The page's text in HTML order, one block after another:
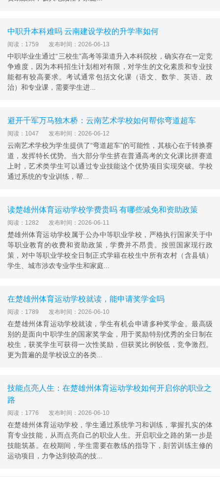
中职升本科难吗 云南建设学校的升学率如何
阅读：1759 发布时间：2026-06-13
中职毕业生通过“三校生”高考等渠道升入本科院校，确实存在一定竞
争难度，因为本科招生计划相对有限，对学生的文化素质和专业技
能都有较高要求。考试通常包括文化课（语文、数学、英语、政
治）和专业课，需要学生进...
避开千军万马独木桥：云南艺术学校如何帮你弯道超车
阅读：1047 发布时间：2026-06-12
云南艺术学校为学生提供了“弯道超车”的可能性，其核心在于转换赛
道，发挥特长优势。当大部分学生挤在普通高考的文化课比拼赛道
上时，艺术类学生可以通过专业技能这个优势项目实现突破。学校
通过系统的专业训练，帮...
读楚雄州体育运动学校学费贵吗 有哪些减免和资助政策
阅读：1282 发布时间：2026-06-11
楚雄州体育运动学校属于公办中等职业学校，严格执行国家关于中
等职业教育的收费和资助政策，学费并不昂贵。按照国家现行政
策，对中等职业学校全日制正式学籍在校生中所有农村（含县镇）
学生、城市涉农专业学生和家庭...
在楚雄州体育运动学校就读，能申请奖学金吗
阅读：1789 发布时间：2026-06-10
在楚雄州体育运动学校就读，学生有机会申请多种奖学金。最高级
别的是面向中职学生的国家奖学金，用于奖励特别优秀的全日制在
校生，获奖学生可获得一次性奖励，但获奖比例较低，竞争激烈。
更为普遍的是学校设立的各类...
技能点亮人生：在楚雄州体育运动学校如何开启你的职业之
路
阅读：1776 发布时间：2026-06-10
在楚雄州体育运动学校，学生通过系统学习和训练，掌握扎实的体
育专业技能，从而点亮自己的职业人生。开启职业之路的第一步是
技能筑基。在校期间，学生需要在教练的指导下，刻苦训练主修的
运动项目，力争达到较高的技...